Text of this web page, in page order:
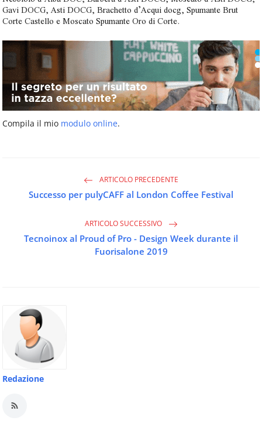
Gavi DOCG, Asti DOCG, Brachetto d’Acqui docg, Spumante Brut
Corte Castello e Moscato Spumante Oro di Corte.
Compila il mio modulo online.
ARTICOLO PRECEDENTE
Successo per pulyCAFF al London Coffee Festival
ARTICOLO SUCCESSIVO
Tecnoinox al Proud of Pro - Design Week durante il
Fuorisalone 2019
Redazione